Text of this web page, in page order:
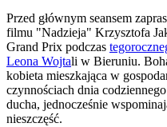
Przed głównym seansem
filmu "Nadzieja" Krzysztofa
Grand Prix podczas
Leona Wojtali w Bieruniu.
kobieta mieszkająca w
czynnościach dnia
ducha, jednocześnie
nieszczęść.